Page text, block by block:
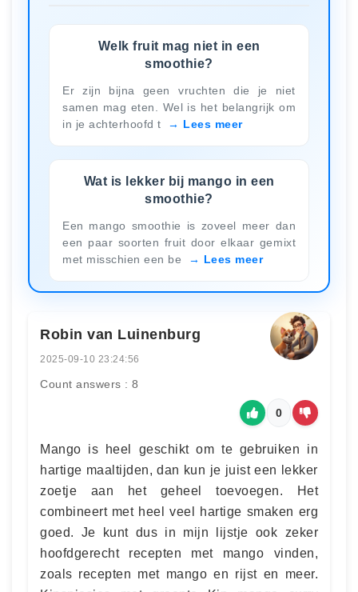
Welk fruit mag niet in een
smoothie?
Er zijn bijna geen vruchten die je niet
samen mag eten. Wel is het belangrijk om
in je achterhoofd t
Lees meer
Wat is lekker bij mango in een
smoothie?
Een mango smoothie is zoveel meer dan
een paar soorten fruit door elkaar gemixt
met misschien een be
Lees meer
Robin van Luinenburg
2025-09-10 23:24:56
Count answers : 8
0
Mango is heel geschikt om te gebruiken in
hartige maaltijden, dan kun je juist een lekker
zoetje aan het geheel toevoegen. Het
combineert met heel veel hartige smaken erg
goed. Je kunt dus in mijn lijstje ook zeker
hoofdgerecht recepten met mango vinden,
zoals recepten met mango en rijst en meer.